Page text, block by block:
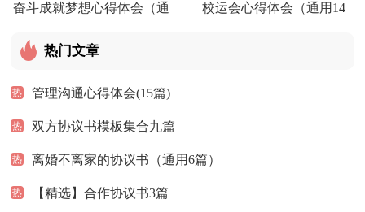
奋斗成就梦想心得体会（通
校运会心得体会（通用14
热门文章
热 管理沟通心得体会(15篇)
热 双方协议书模板集合九篇
热 离婚不离家的协议书（通用6篇）
热 【精选】合作协议书3篇